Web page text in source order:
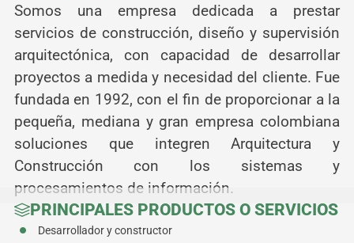
Somos una empresa dedicada a prestar
servicios de construcción, diseño y supervisión
arquitectónica, con capacidad de desarrollar
proyectos a medida y necesidad del cliente. Fue
fundada en 1992, con el fin de proporcionar a la
pequeña, mediana y gran empresa colombiana
soluciones que integren Arquitectura y
Construcción con los sistemas y
procesamientos de información.
PRINCIPALES PRODUCTOS O SERVICIOS
Desarrollador y constructor